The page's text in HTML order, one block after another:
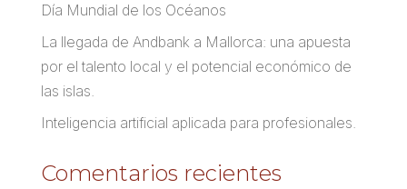
Día Mundial de los Océanos
La llegada de Andbank a Mallorca: una apuesta
por el talento local y el potencial económico de
las islas.
Inteligencia artificial aplicada para profesionales.
Comentarios recientes